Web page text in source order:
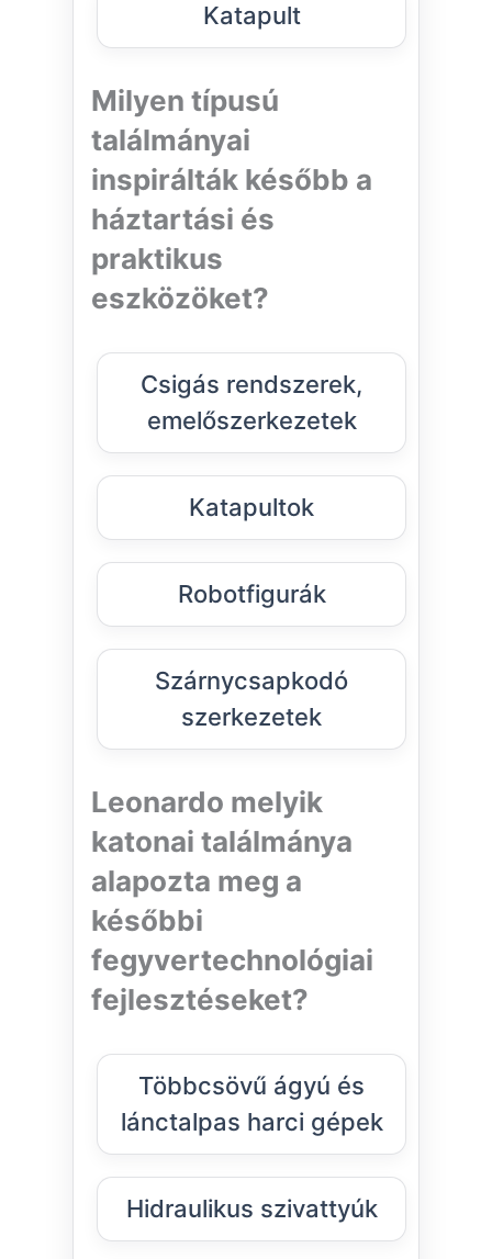
Katapult
Milyen típusú
találmányai
inspirálták később a
háztartási és
praktikus
eszközöket?
Csigás rendszerek,
emelőszerkezetek
Katapultok
Robotfigurák
Szárnycsapkodó
szerkezetek
Leonardo melyik
katonai találmánya
alapozta meg a
későbbi
fegyvertechnológiai
fejlesztéseket?
Többcsövű ágyú és
lánctalpas harci gépek
Hidraulikus szivattyúk